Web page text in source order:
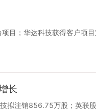
目；华达科技获得客户项
长
拟注销856.75万股；英联